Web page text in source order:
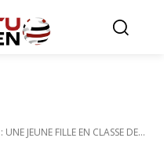
JEUNE FILLE EN CLASSE DE...